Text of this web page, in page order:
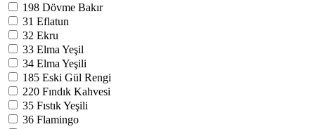
198 Dövme Bakır
31 Eflatun
32 Ekru
33 Elma Yeşil
34 Elma Yeşili
185 Eski Gül Rengi
220 Fındık Kahvesi
35 Fıstık Yeşili
36 Flamingo